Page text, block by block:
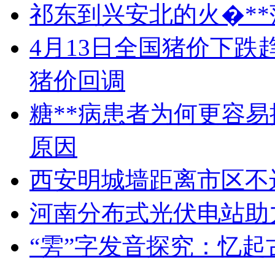
祁东到兴安北的火
4月13日全国猪价下跌
猪价回调
糖**病患者为何更容
原因
西安明城墙距离市区
河南分布式光伏电站
“雱”字发音探究：忆起